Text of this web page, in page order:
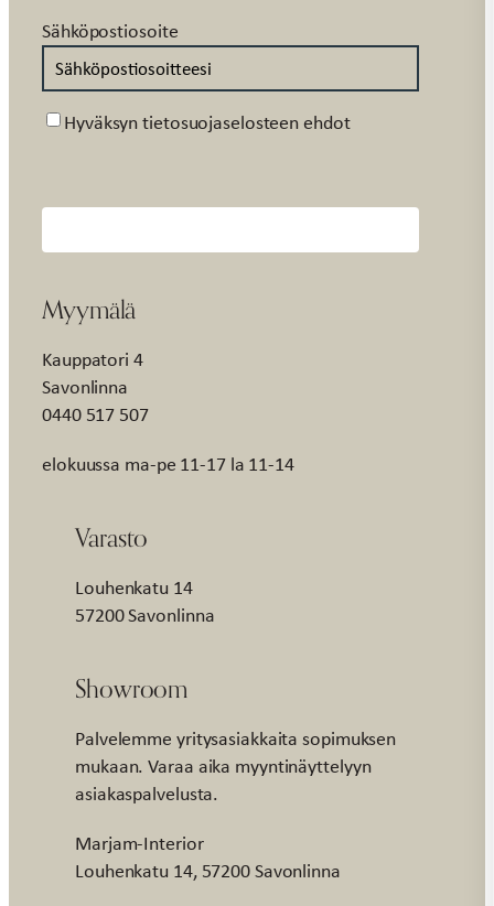
Sähköpostiosoite
Suostumus
Hyväksyn tietosuojaselosteen ehdot
Myymälä
Kauppatori 4
Savonlinna
0440 517 507
elokuussa ma-pe 11-17 la 11-14
Varasto
Louhenkatu 14
57200 Savonlinna
Showroom
Palvelemme yritysasiakkaita sopimuksen
mukaan. Varaa aika myyntinäyttelyyn
asiakaspalvelusta.
Marjam-Interior
Louhenkatu 14, 57200 Savonlinna